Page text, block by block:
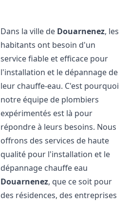
Dans la ville de Douarnenez, les
habitants ont besoin d'un
service fiable et efficace pour
l'installation et le dépannage de
leur chauffe-eau. C'est pourquoi
notre équipe de plombiers
expérimentés est là pour
répondre à leurs besoins. Nous
offrons des services de haute
qualité pour l'installation et le
dépannage chauffe eau
Douarnenez, que ce soit pour
des résidences, des entreprises